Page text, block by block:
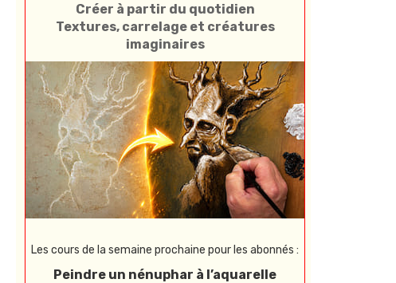
Créer à partir du quotidien
Textures, carrelage et créatures
imaginaires
Les cours de la semaine prochaine pour les abonnés :
Peindre un nénuphar à l’aquarelle